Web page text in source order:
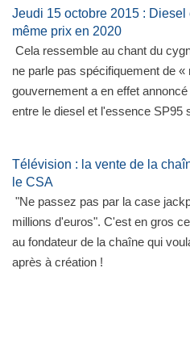
Jeudi 15 octobre 2015 :
même prix en 2020
Cela ressemble au chant du
ne parle pas spécifiquement de
gouvernement a en effet
entre le diesel et l'essence SP95
Télévision : la vente de la
le CSA
"Ne passez pas par la case
millions d'euros". C'est en gros
au fondateur de la chaîne qui
après à création !